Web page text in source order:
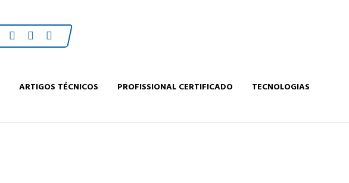
ARTIGOS TÉCNICOS PROFISSIONAL CERTIFICADO
TECNOLOGIAS